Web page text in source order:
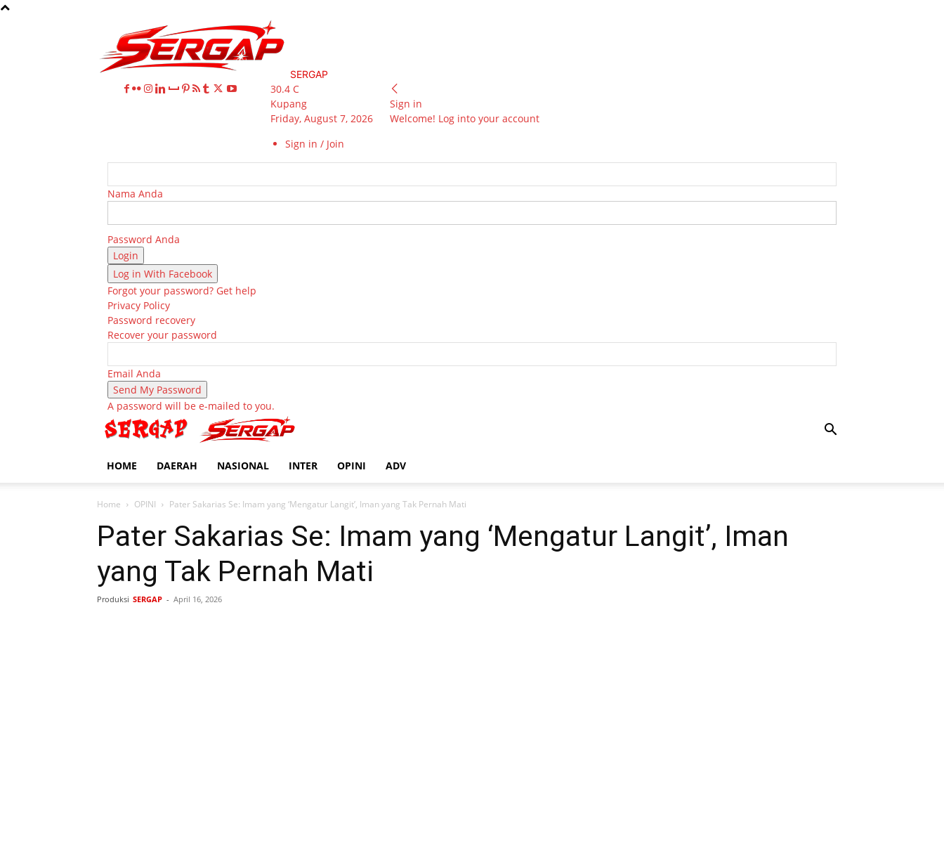
SERGAP
30.4 C
Kupang
Friday, August 7, 2026
Sign in / Join
Sign in
Welcome! Log into your account
Nama Anda
Password Anda
Log in With Facebook
Forgot your password? Get help
Privacy Policy
Password recovery
Recover your password
Email Anda
A password will be e-mailed to you.
HOME DAERAH NASIONAL INTER OPINI ADV
Home OPINI Pater Sakarias Se: Imam yang ‘Mengatur Langit’, Iman yang Tak Pernah Mati
Pater Sakarias Se: Imam yang ‘Mengatur Langit’, Iman
yang Tak Pernah Mati
Produksi SERGAP - April 16, 2026